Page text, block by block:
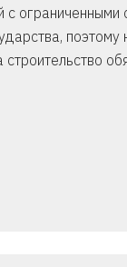
с ограниченными
поэтому